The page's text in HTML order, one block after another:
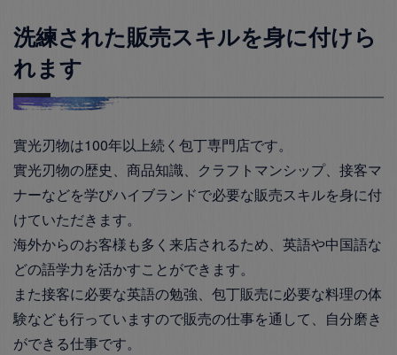
洗練された販売スキルを身に付けら
れます
實光刃物は100年以上続く包丁専門店です。
實光刃物の歴史、商品知識、クラフトマンシップ、接客マ
ナーなどを学びハイブランドで必要な販売スキルを身に付
けていただきます。
海外からのお客様も多く来店されるため、英語や中国語な
どの語学力を活かすことができます。
また接客に必要な英語の勉強、包丁販売に必要な料理の体
験なども行っていますので販売の仕事を通して、自分磨き
ができる仕事です。